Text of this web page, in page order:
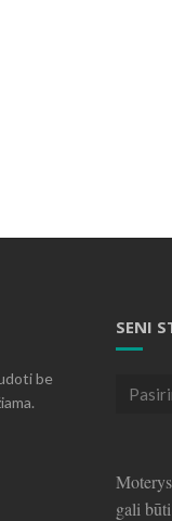
be
SENI
Seni
gali